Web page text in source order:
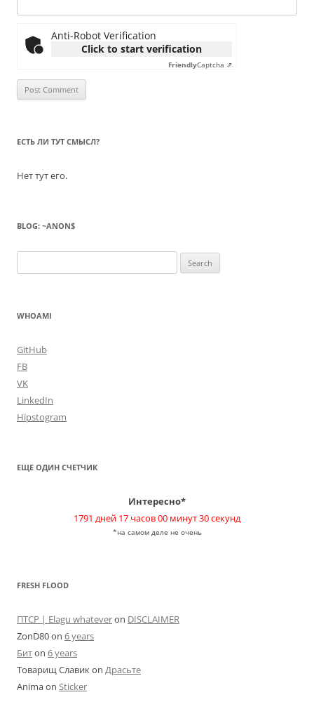
Anti-Robot Verification
Click to start verification
FriendlyCaptcha ⇗
ЕСТЬ ЛИ ТУТ СМЫСЛ?
Нет тут его.
BLOG: ~ANON$
for:
WHOAMI
GitHub
FB
VK
LinkedIn
Hipstogram
ЕЩЕ ОДИН СЧЕТЧИК
Интересно*
1791 дней 17 часов 00 минут 30 секунд
*на самом деле не очень
FRESH FLOOD
ПТСР | Elagu whateveron DISCLAIMER
ZonD80on 6 years
Битon 6 years
Товарищ Славикon Драсьте
Animaon Sticker